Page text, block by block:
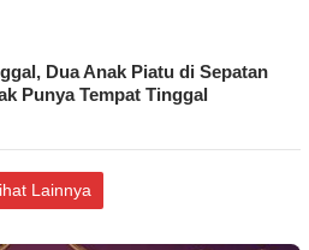
Dua Anak Piatu di Sepatan
Punya Tempat Tinggal
Lainnya